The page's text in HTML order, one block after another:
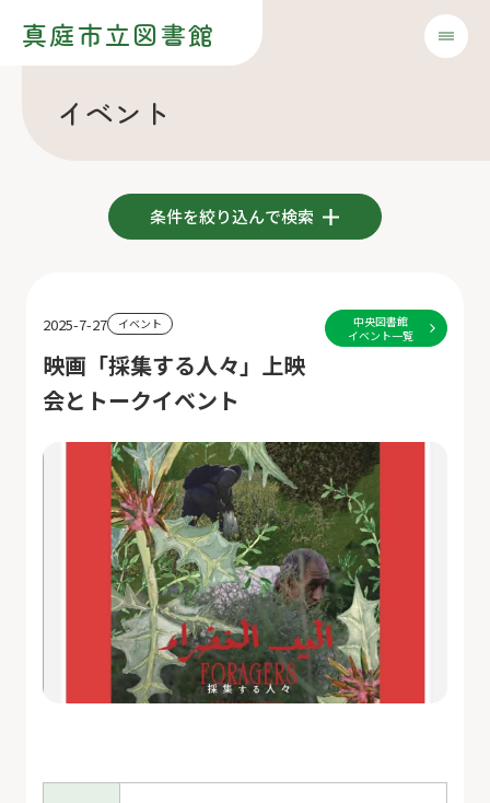
真庭市立図書館
イベント
条件を絞り込んで検索
2025-7-27 イベント
映画「採集する人々」上映
会とトークイベント
中央図書館
イベント一覧